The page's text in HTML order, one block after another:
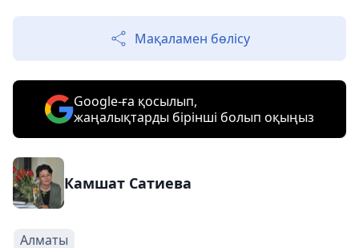
Мақаламен бөлісу
Google-ға қосылып,
жаңалықтарды бірінші болып оқыңыз
Камшат Сатиева
Алматы